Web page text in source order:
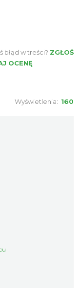
Brenna
Szlaku
błąd w treści? ZGŁOŚ
OCENĘ
Wyświetlenia: 160